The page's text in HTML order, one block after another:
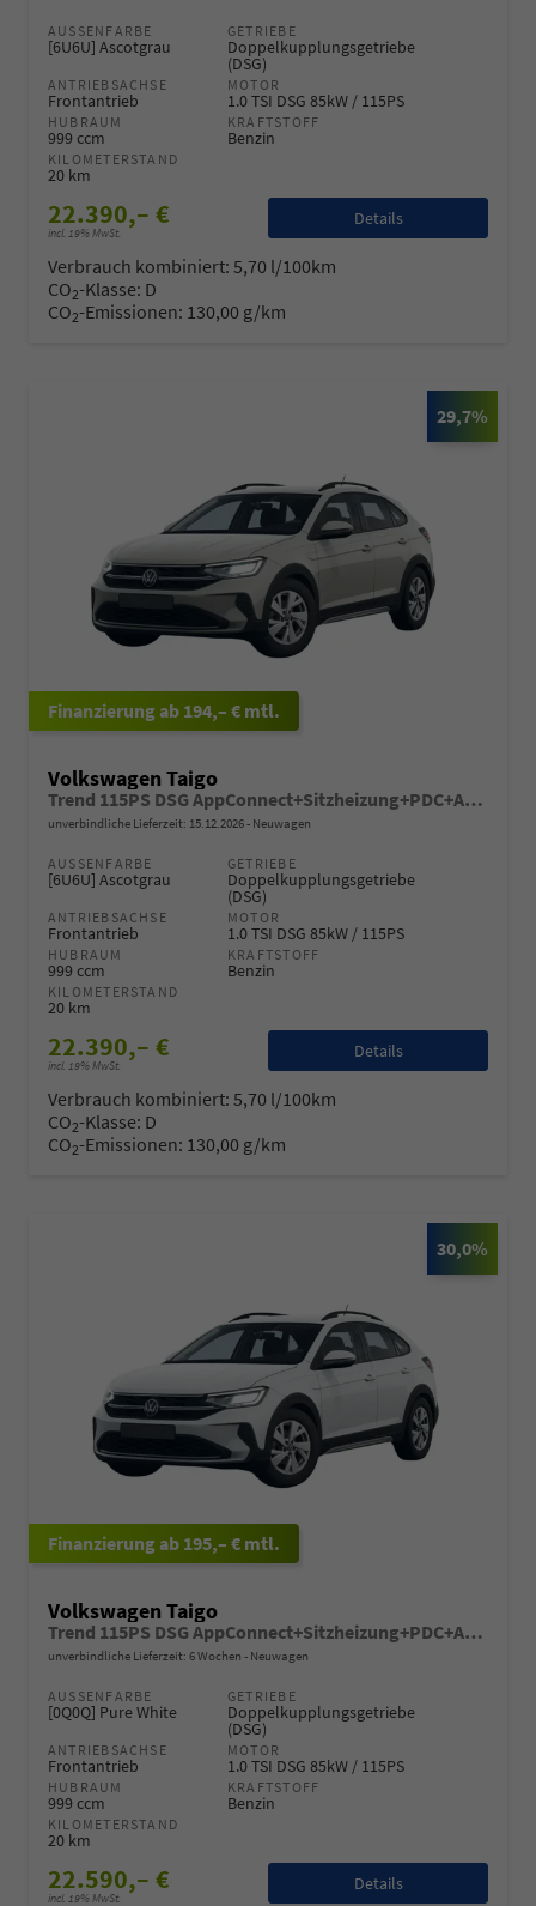
AUSSENFARBE
[6U6U] Ascotgrau
GETRIEBE
Doppelkupplungsgetriebe
(DSG)
ANTRIEBSACHSE
Frontantrieb
MOTOR
1.0 TSI DSG 85kW / 115PS
HUBRAUM
999 ccm
KRAFTSTOFF
Benzin
KILOMETERSTAND
20 km
22.390,– €
incl. 19% MwSt.
Details
Verbrauch kombiniert: 5,70 l/100km
CO2-Klasse: D
CO2-Emissionen: 130,00 g/km
29,7%
ab 194,– € mtl.
Volkswagen Taigo
Trend 115PS DSG AppConnect+Sitzheizung+PDC+Alu16+LED+DAB+FrontAssist
unverbindliche Lieferzeit: 15.12.2026 Neuwagen
AUSSENFARBE
[6U6U] Ascotgrau
GETRIEBE
Doppelkupplungsgetriebe
(DSG)
ANTRIEBSACHSE
Frontantrieb
MOTOR
1.0 TSI DSG 85kW / 115PS
HUBRAUM
999 ccm
KRAFTSTOFF
Benzin
KILOMETERSTAND
20 km
22.390,– €
incl. 19% MwSt.
Details
Verbrauch kombiniert: 5,70 l/100km
CO2-Klasse: D
CO2-Emissionen: 130,00 g/km
30,0%
ab 195,– € mtl.
Volkswagen Taigo
Trend 115PS DSG AppConnect+Sitzheizung+PDC+Alu16+LED+DAB+FrontAssist
unverbindliche Lieferzeit: 6 Wochen Neuwagen
AUSSENFARBE
[0Q0Q] Pure White
GETRIEBE
Doppelkupplungsgetriebe
(DSG)
ANTRIEBSACHSE
Frontantrieb
MOTOR
1.0 TSI DSG 85kW / 115PS
HUBRAUM
999 ccm
KRAFTSTOFF
Benzin
KILOMETERSTAND
20 km
22.590,– €
incl. 19% MwSt.
Details